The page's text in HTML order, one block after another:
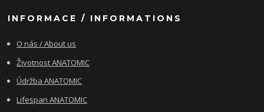
INFORMACE / INFORMATIONS
O nás / About us
Životnost ANATOMIC
Údržba ANATOMIC
Lifespan ANATOMIC